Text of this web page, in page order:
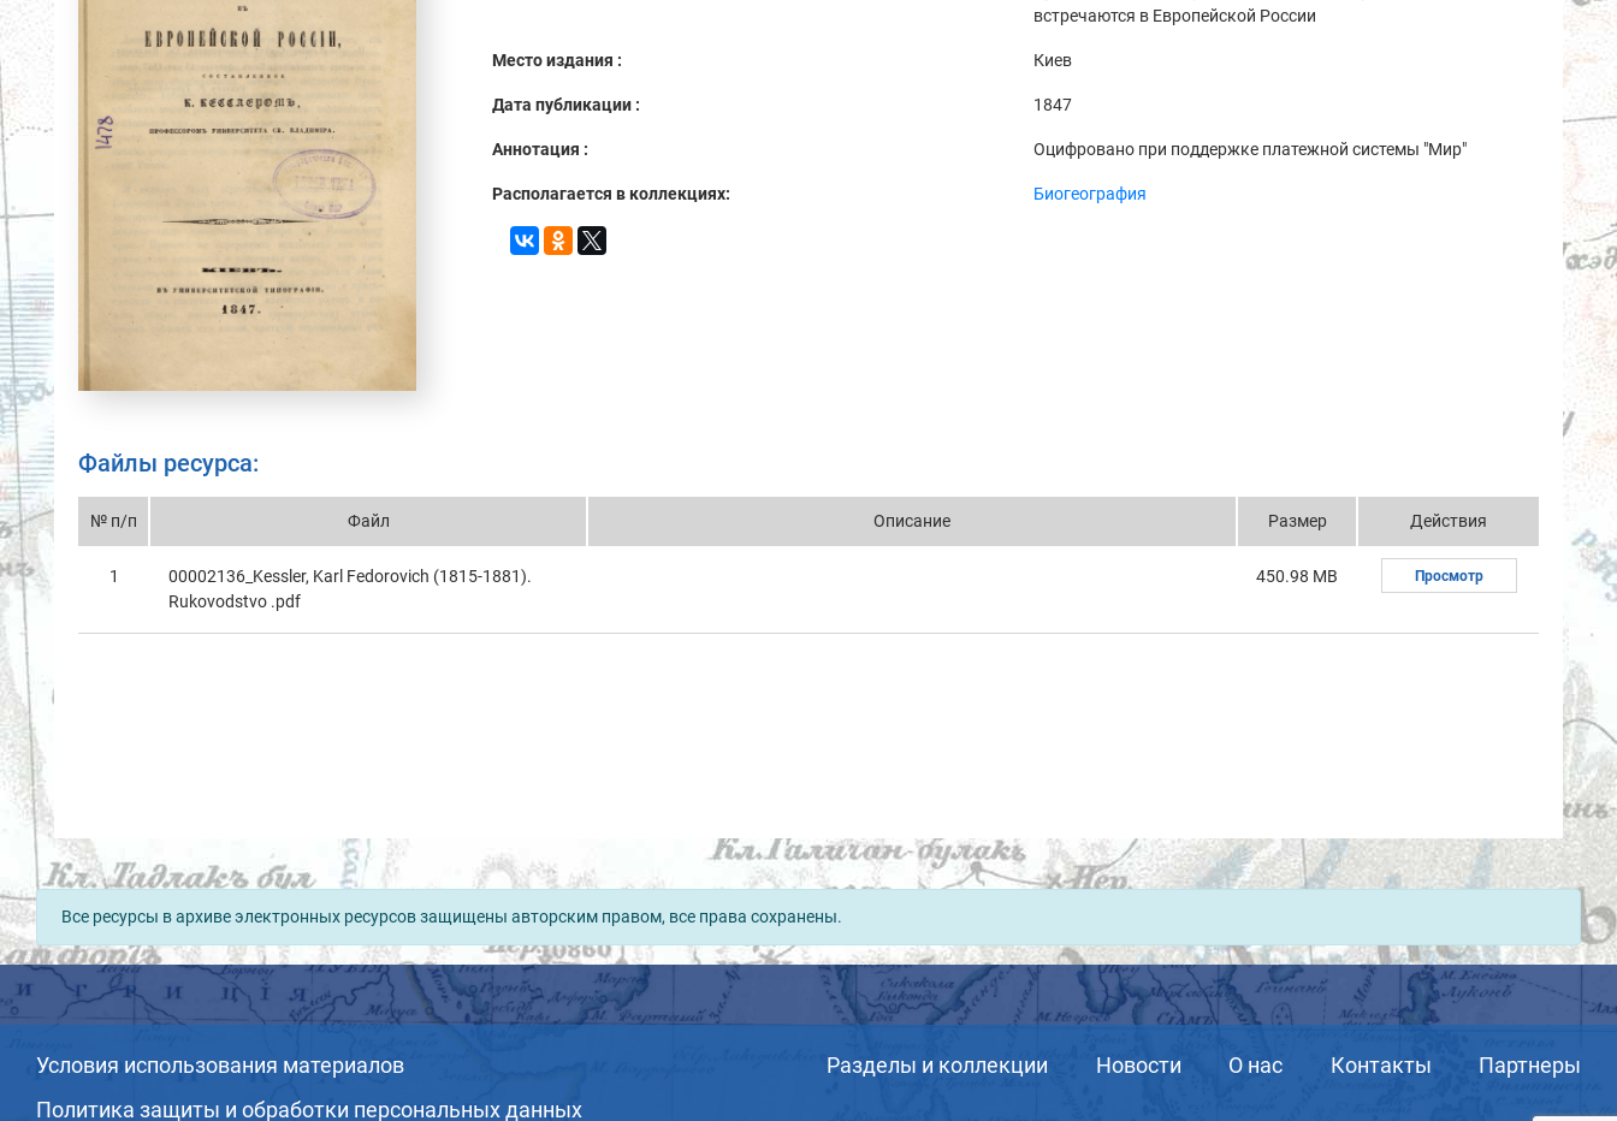
встречаются в Европейской России
Место издания : Киев
Дата публикации : 1847
Аннотация : Оцифровано при поддержке платежной системы "Мир"
Располагается в коллекциях: Биогеография
Файлы ресурса:
№ п/п Файл Описание Размер Действия
1
00002136_Kessler, Kаrl Fedorovich (1815-1881).
Rukovodstvo .pdf
450.98 MB Просмотр
Все ресурсы в архиве электронных ресурсов защищены авторским правом, все права сохранены.
Условия использования материалов
Политика защиты и обработки персональных данных
Разделы и коллекции Новости О нас Контакты Партнеры